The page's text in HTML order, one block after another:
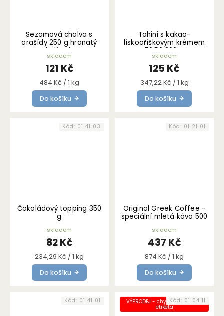
Sezamová chalva s
arašídy 250 g hranatý
kelímek
skladem
121 Kč
Měrná
cena:
484 Kč / 1 kg
Do košíku
Tahini s kakao-
lískooříškovým krémem
50:50 360 g
skladem
125 Kč
Měrná
cena:
347,22 Kč / 1 kg
Do košíku
Čokoládový topping 350
g
skladem
82 Kč
Měrná
cena:
234,29 Kč / 1 kg
Do košíku
Kód: 01 41 03
Original Greek Coffee -
speciální mletá káva 500
skladem
437 Kč
Měrná
cena:
874 Kč / 1 kg
Do košíku
Kód: 01 21 01
Kód: 01 41 01 VÝPRODEJ - chybně nalepená
etiketa
Kód: 01 04 11